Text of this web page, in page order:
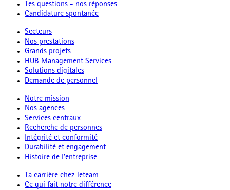
Tes questions - nos réponses
Candidature spontanée
Secteurs
Nos prestations
Grands projets
HUB Management Services
Solutions digitales
Demande de personnel
Notre mission
Nos agences
Services centraux
Recherche de personnes
Intégrité et conformité
Durabilité et engagement
Histoire de l’entreprise
Ta carrière chez leteam
Ce qui fait notre différence